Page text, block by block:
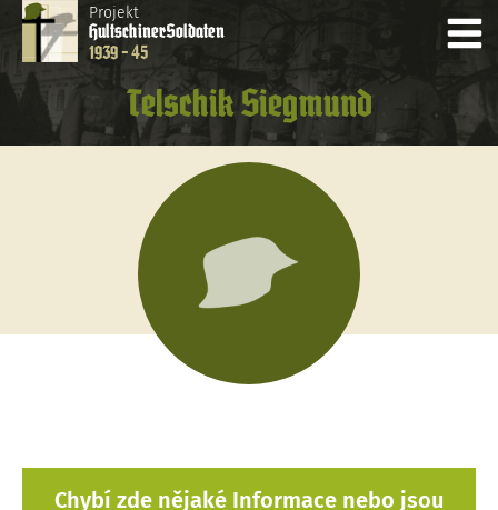
Projekt
HultschinerSoldaten
1939 - 45
Telschik Siegmund
Chybí zde nějaké Informace nebo jsou